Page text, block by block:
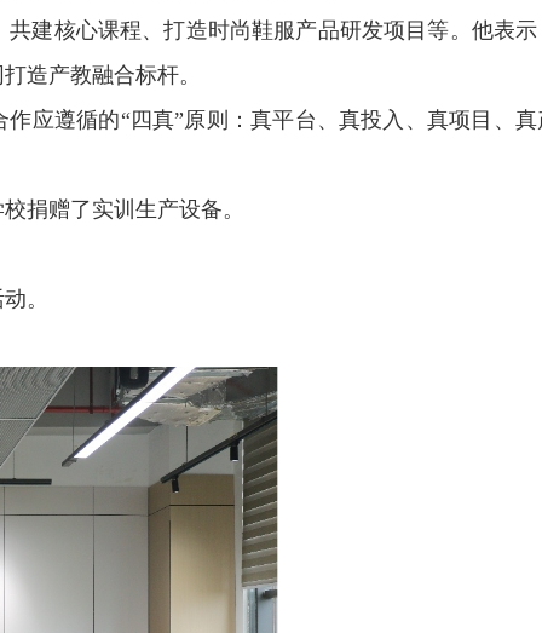
建核心课程、打造时尚鞋服产品研发项目等。他表
造产教融合标杆。
应遵循的“四真”原则：真平台、真投入、真项目、
捐赠了实训生产设备。
。